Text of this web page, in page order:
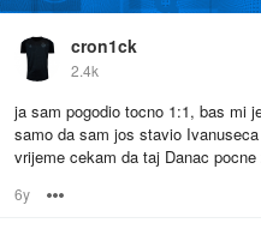
cron1ck
2.4k
ja sam pogodio tocno 1:1, bas mi
samo da sam jos stavio
vrijeme cekam da taj Danac
6y